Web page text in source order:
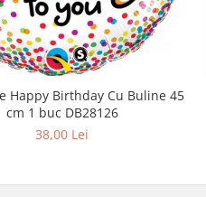
Happy Birthday Cu Buline 45
cm 1 buc DB28126
38,00 Lei